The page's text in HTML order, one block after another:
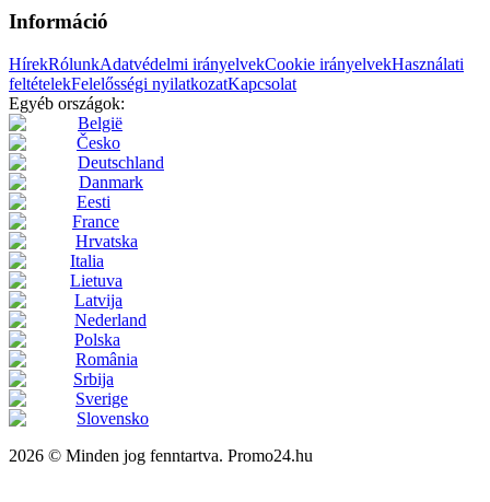
Információ
HírekRólunkAdatvédelmi irányelvekCookie irányelvekHasználati
feltételekFelelősségi nyilatkozatKapcsolat
Egyéb országok:
België
Česko
Deutschland
Danmark
Eesti
France
Hrvatska
Italia
Lietuva
Latvija
Nederland
Polska
România
Srbija
Sverige
Slovensko
2026 © Minden jog fenntartva. Promo24.hu